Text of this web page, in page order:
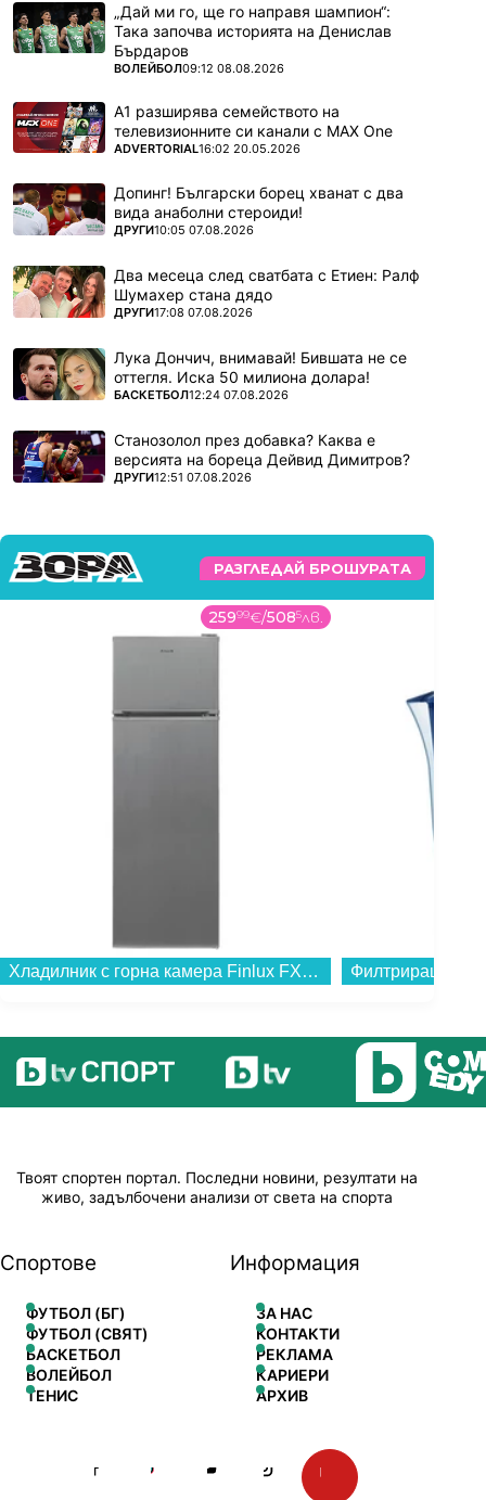
„Дай ми го, ще го направя шампион“:
Така започва историята на Денислав
Бърдаров
ПОВЕЧЕ ОТ
ВОЛЕЙБОЛ09:12 08.08.2026
А1 разширява семейството на
телевизионните си канали с MAX One
ПОВЕЧЕ ОТ
ADVERTORIAL16:02 20.05.2026
Допинг! Български борец хванат с два
вида анаболни стероиди!
ПОВЕЧЕ ОТ
ДРУГИ10:05 07.08.2026
Два месеца след сватбата с Етиен: Ралф
Шумахер стана дядо
ПОВЕЧЕ ОТ
ДРУГИ17:08 07.08.2026
Лука Дончич, внимавай! Бившата не се
оттегля. Иска 50 милиона долара!
ПОВЕЧЕ ОТ
БАСКЕТБОЛ12:24 07.08.2026
Станозолол през добавка? Каква е
версията на бореца Дейвид Димитров?
ПОВЕЧЕ ОТ
ДРУГИ12:51 07.08.2026
РАЗГЛЕДАЙ БРОШУРАТА
25999€/5085лв.
Хладилник с горна камера Finlux FXRA 28350 IXE , 243 l, E , Инокс , Статична...
Твоят спортен портал. Последни новини, резултати на
живо, задълбочени анализи от света на спорта
Спортове
ФУТБОЛ (БГ)
ФУТБОЛ (СВЯТ)
БАСКЕТБОЛ
ВОЛЕЙБОЛ
ТЕНИС
Информация
ЗА НАС
КОНТАКТИ
РЕКЛАМА
КАРИЕРИ
АРХИВ